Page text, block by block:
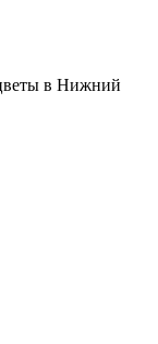
в Нижний